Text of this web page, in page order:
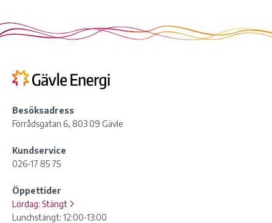
Besöksadress
Förrådsgatan 6, 803 09 Gävle
Kundservice
026-17 85 75
Öppettider
Lördag: Stängt
Lunchstängt: 12:00-13:00